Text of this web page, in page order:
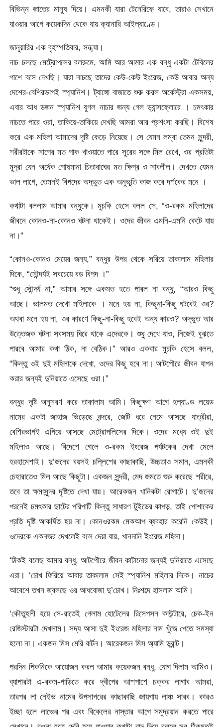
বিভিন্ন জাতের মানুষ দিয়ে। এমনকী যারা টেনেরিফে যাবে, তারাও সেখানে
যাওয়ার আগে কয়েকদিন থেকে যায় ক্যানারি আইল্যাণ্ডে।
জানুয়ারির এক বৃহস্পতিবার, সন্ধ্যা।
নাচ চলছে মেট্রোপলের বলরুমে, আমি আর আমার এক বন্ধু একটা টেবিলের
পাশে বসে দেখছি। যারা নাচছে তাদের কেউ-কেউ ইংরেজ, কেউ আবার অন্য
দেশের-বেশিরভাগই স্প্যানিশ। ট্যাঙ্গো বাজাতে শুরু করল অর্কেস্ট্রা একসময়,
এবার আধ ডজন স্প্যানিশ যুগল নাচার জন্য গেল ড্যান্সফ্লোরে । চমৎকার
নাচতে পারে ওরা, তাকিয়ে-তাকিয়ে দেখছি আমরা আর প্রশংসা করছি। বিশেষ
করে এক মহিলা আমাদের দৃষ্টি কেড়ে নিয়েছে। সে যেমন লম্বা তেমন সুন্দরী,
শরীরটাকে সাপের মত পাক খাওয়াতে পারে সুরের সঙ্গে মিল রেখে, ওর প্রতিটা
মুদ্রা যেন অর্ধেক পোষমানা চিতাবাঘের মত ক্ষিপ্র ও সাবলীল। দেখতে যেমন
ভাল লাগে, তেমনই বিপদের অদ্ভুত এক অনুভূতি কাজ করে দর্শকের মনে ।
কথাটা বললাম আমার বন্ধুকে। মুচকি হেসে বলল সে, “ও-রকম মহিলাদের
জীবনে কোনও-না-কোনও ঘটনা থাকেই। ওদের জীবন এমনি-এমনি কেটে যায়
না।”
“কোনও-কোনও মেয়ের জন্য,” বন্ধুর উপর থেকে সরিয়ে তাকালাম মহিলার
দিকে, “সৌন্দর্যই সবচেয়ে বড় বিপদ ।”
“শুধু সৌন্দর্য না,” আমার সঙ্গে একমত হতে পারল না বন্ধু, “আরও কিছু
আছে। ভালমত দেখো মহিলাকে । মনে হয় না, কিছুনা-কিছু ঘটবেই ওর?
অথবা মনে হয় না, ওর কারণে কিছু-না-কিছু হবেই অন্য কারও? অদ্ভুত আর
উত্তেজক ঘটনা সবসময় ঘিরে থাকে এদেরকে। শুধু দেখে যাও, নিজেই বুঝতে
পারবে আমার কথা ঠিক, না বেঠিক।” আরও একবার মুচকি হেসে বলল,
“কিন্তু ওই দুই মহিলাকে দেখো, ওদের কিছু হবে না। আটপৌরে জীবন যাপন
করার জন্যই দুনিয়াতে এসেছে ওরা।”
বন্ধুর দৃষ্টি অনুসরণ করে তাকালাম আমি। কিছুক্ষণ আগে হল্যাণ্ড লয়েড
নামের একটা জাহাজ ভিড়েছে বন্দরে, জেটি ধরে নেমে আসছে যাত্রীরা,
বেশিরভাগই এগিয়ে আসছে মেট্রোপলিসের দিকে। ওদের মধ্যে ওই দুই
মহিলাও আছে। বিদেশে গেলে ও-রকম ইংরেজ পর্যটকের দেখা মেলে
হরহামেশাই। দু’জনের বয়সই চল্লিশের কাছাকাছি, উচ্চতাও সমান, এমনকী
চেহারাতেও মিল আছে কিছুটা। একজন সুন্দরী, মেদ জমতে শুরু করেছে শরীরে,
তবে তা ক্ষমাসুন্দর দৃষ্টিতে দেখা যায়। আরেকজন খানিকটা রোগাটে। দু’জনের
পরনেই চমৎকার ছাটের পরিপাটি কিন্তু সাধারণ টুইডের কাপড়, তাই পোশাকের
প্রতি দৃষ্টি আকর্ষিত হয় না। কোনওরকম মেকআপ ব্যবহার করেনি কেউই।
ওদেরকে একনজর দেখলেই বলে দেয়া যায়, খানদানি ইংরেজ মহিলা।
‘ঠিকই বলেছ আমার বন্ধু, আটপৌরে জীবন কাটানোর জন্যই দুনিয়াতে এসেছে
এরা। ‘চোখ ফিরিয়ে আবার তাকালাম সেই স্প্যানিশ মহিলার দিকে। নাচের
আবেশে তখন জ্বলছে ওর আধবোজা দু’চোখ। নিঃশব্দে হাসলাম আমি।
‘কৌতুহলী হয়ে সে-রাতেই গেলাম হোটেলের রিসেপসন কাউন্টারে, চেক-ইন
রেজিস্টারটা দেখলাম। সদ্য আসা দুই ইংরেজ মহিলার নাম খুঁজে পেতে সমস্যা
হলো না। একজন মিস মেরি বার্টন। আরেকজন মিস অ্যামি ডুরান্ট।
পরদিন পিকনিকে আয়োজন করল আমার কয়েকজন বন্ধু, যোগ দিলাম আমিও।
ব্যাপারটা এ-রকম-গাড়িতে করে দ্বীপের আশপাশে চক্কর লাগাব আমরা,
তারপর লা নেইভ নামের উপসাগরের কাছাকাছি জায়গায় লাঞ্চ সারব। কারও
ইচ্ছা হলে লাঞ্চের পর এবং বিকেলের নাস্তার আগে সমুদ্রয়ান করতে পারে